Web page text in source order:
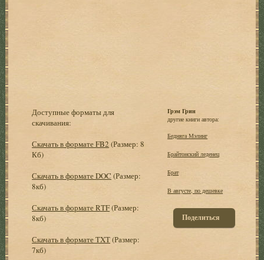
Доступные форматы для
скачивания:
Скачать в формате FB2 (Размер: 8
Кб)
Скачать в формате DOC (Размер:
8кб)
Скачать в формате RTF(Размер:
8кб)
Скачать в формате TXT(Размер:
7кб)
Грэм Грин
другие книги автора:
Бедняга Мэлинг
Брайтонский леденец
Брат
В августе, по дешевке
Поделиться